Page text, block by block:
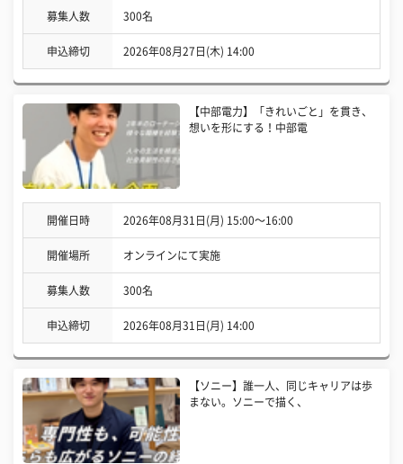
募集人数 300名
申込締切 2026年08月27日(木) 14:00
【中部電力】「きれいごと」を貫き、
想いを形にする！中部電
開催日時 2026年08月31日(月) 15:00〜16:00
開催場所 オンラインにて実施
募集人数 300名
申込締切 2026年08月31日(月) 14:00
【ソニー】誰一人、同じキャリアは歩
まない。ソニーで描く、